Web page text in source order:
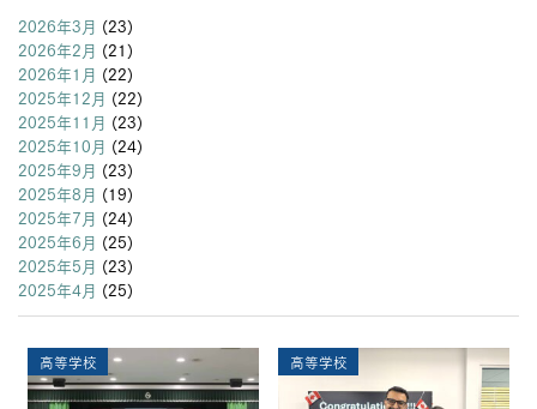
2026年3月 (23)
2026年2月 (21)
2026年1月 (22)
2025年12月 (22)
2025年11月 (23)
2025年10月 (24)
2025年9月 (23)
2025年8月 (19)
2025年7月 (24)
2025年6月 (25)
2025年5月 (23)
2025年4月 (25)
高等学校 高等学校